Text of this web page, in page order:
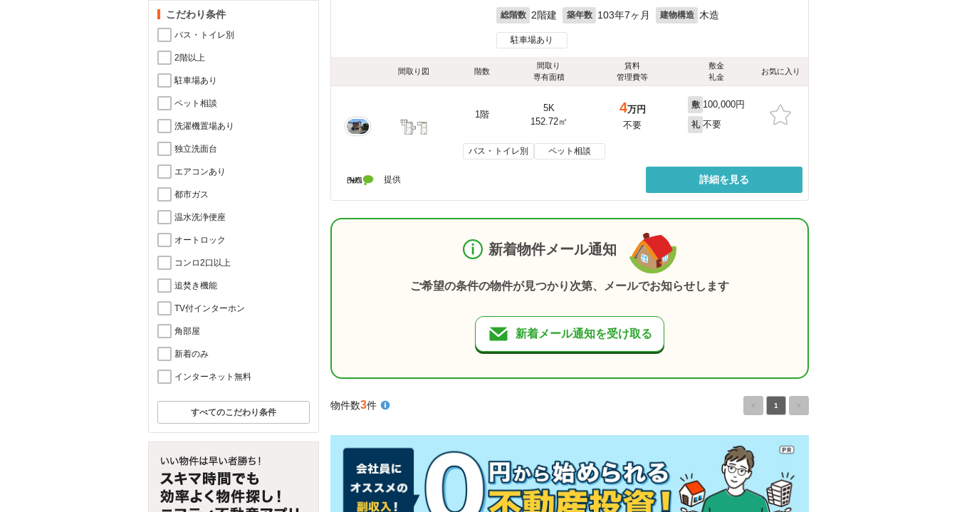
こだわり条件
バス・トイレ別
2階以上
駐車場あり
ペット相談
洗濯機置場あり
独立洗面台
エアコンあり
都市ガス
温水洗浄便座
オートロック
コンロ2口以上
追焚き機能
TV付インターホン
角部屋
新着のみ
インターネット無料
すべてのこだわり条件
総階数 2階建 築年数 103年7ヶ月 建物構造 木造
駐車場あり
間取り図 階数
間取り
専有面積
賃料
管理費等
敷金
礼金
お気に入り
1階
5K
152.72㎡
4万円
不要
敷 100,000円
礼 不要
バス・トイレ別 ペット相談
提供 詳細を見る
新着物件メール通知
ご希望の条件の物件が見つかり次第、メールでお知らせします
新着メール通知を受け取る
物件数3件 < 1 >